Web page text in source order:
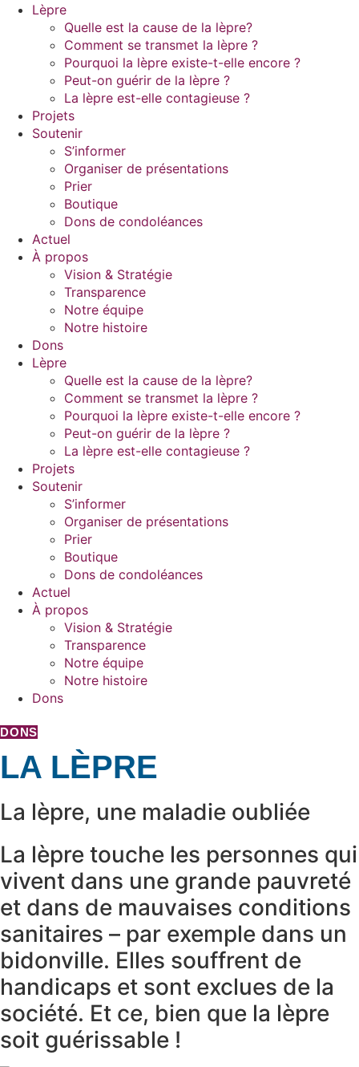
Lèpre
Quelle est la cause de la lèpre?
Comment se transmet la lèpre ?
Pourquoi la lèpre existe-t-elle encore ?
Peut-on guérir de la lèpre ?
La lèpre est-elle contagieuse ?
Projets
Soutenir
S’informer
Organiser de présentations
Prier
Boutique
Dons de condoléances
Actuel
À propos
Vision & Stratégie
Transparence
Notre équipe
Notre histoire
Dons
Lèpre
Quelle est la cause de la lèpre?
Comment se transmet la lèpre ?
Pourquoi la lèpre existe-t-elle encore ?
Peut-on guérir de la lèpre ?
La lèpre est-elle contagieuse ?
Projets
Soutenir
S’informer
Organiser de présentations
Prier
Boutique
Dons de condoléances
Actuel
À propos
Vision & Stratégie
Transparence
Notre équipe
Notre histoire
Dons
DONS
LA LÈPRE
La lèpre, une maladie oubliée
La lèpre touche les personnes qui
vivent dans une grande pauvreté
et dans de mauvaises conditions
sanitaires – par exemple dans un
bidonville. Elles souffrent de
handicaps et sont exclues de la
société. Et ce, bien que la lèpre
soit guérissable !